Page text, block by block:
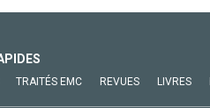
TRAITÉS EMC REVUES LIVRES